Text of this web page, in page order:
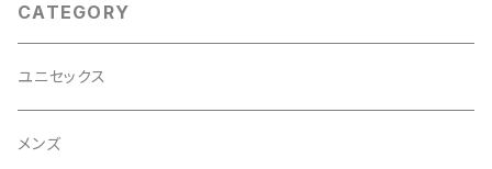
CATEGORY
ユニセックス
メンズ